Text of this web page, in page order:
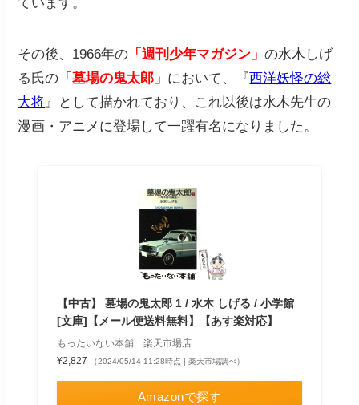
その後、1966年の 「週刊少年マガジン」の水木しげ
る氏の 「墓場の鬼太郎」 において、『 西洋妖怪の総
大将』として描かれており、これ以後は水木先生の
漫画・アニメに登場して一躍有名になりました。
【中古】 墓場の鬼太郎 1 / 水木 しげる / 小学館
[文庫]【メール便送料無料】【あす楽対応】
もったいない本舗 楽天市場店
¥2,827
（2024/05/14 11:28時点 | 楽天市場調べ）
Amazonで探す